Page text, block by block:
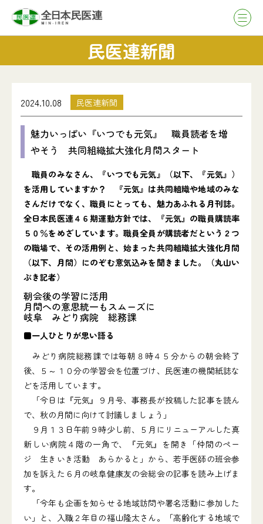
民医連新聞
2024.10.08 民医連新聞
魅力いっぱい『いつでも元気』 職員読者を増
やそう 共同組織拡大強化月間スタート
職員のみなさん、『いつでも元気』（以下、『元気』）
を活用していますか？ 『元気』は共同組織や地域のみな
さんだけでなく、職員にとっても、魅力あふれる月刊誌。
全日本民医連４６期運動方針では、『元気』の職員購読率
５０％をめざしています。職員全員が購読者だという２つ
の職場で、その活用例と、始まった共同組織拡大強化月間
（以下、月間）にのぞむ意気込みを聞きました。（丸山い
ぶき記者）
朝会後の学習に活用
月間への意思統一もスムーズに
岐阜 みどり病院 総務課
■一人ひとりが思い語る
みどり病院総務課では毎朝８時４５分からの朝会終了
後、５～１０分の学習会を位置づけ、民医連の機関紙誌な
どを活用しています。
「今日は『元気』９月号、事務長が投稿した記事を読ん
で、秋の月間に向けて討議しましょう」
９月１３日午前９時少し前、５月にリニューアルした真
新しい病院４階の一角で、『元気』を開き「仲間のペー
ジ 生きいき活動 あらかると」から、若手医師の班会参
加を訴えた６月の岐阜健康友の会総会の記事を読み上げま
す。
「今年も企画を知らせる地域訪問や署名活動に参加した
い」と、入職２年目の福山隆太さん。「高齢化する地域で